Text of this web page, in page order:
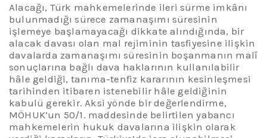
Alacağı, Türk mahkemelerinde ileri sürme imkânı
bulunmadığı sürece zamanaşımı süresinin
işlemeye başlamayacağı dikkate alındığında, bir
alacak davası olan mal rejiminin tasfiyesine ilişkin
davalarda zamanaşımı süresinin boşanmanın malî
sonuçlarına bağlı dava haklarının kullanılabilir
hâle geldiği, tanıma-tenfiz kararının kesinleşmesi
tarihinden itibaren istenebilir hâle geldiğinin
kabulü gerekir. Aksi yönde bir değerlendirme,
MÖHUK’un 50/1. maddesinde belirtilen yabancı
mahkemelerin hukuk davalarına ilişkin olarak